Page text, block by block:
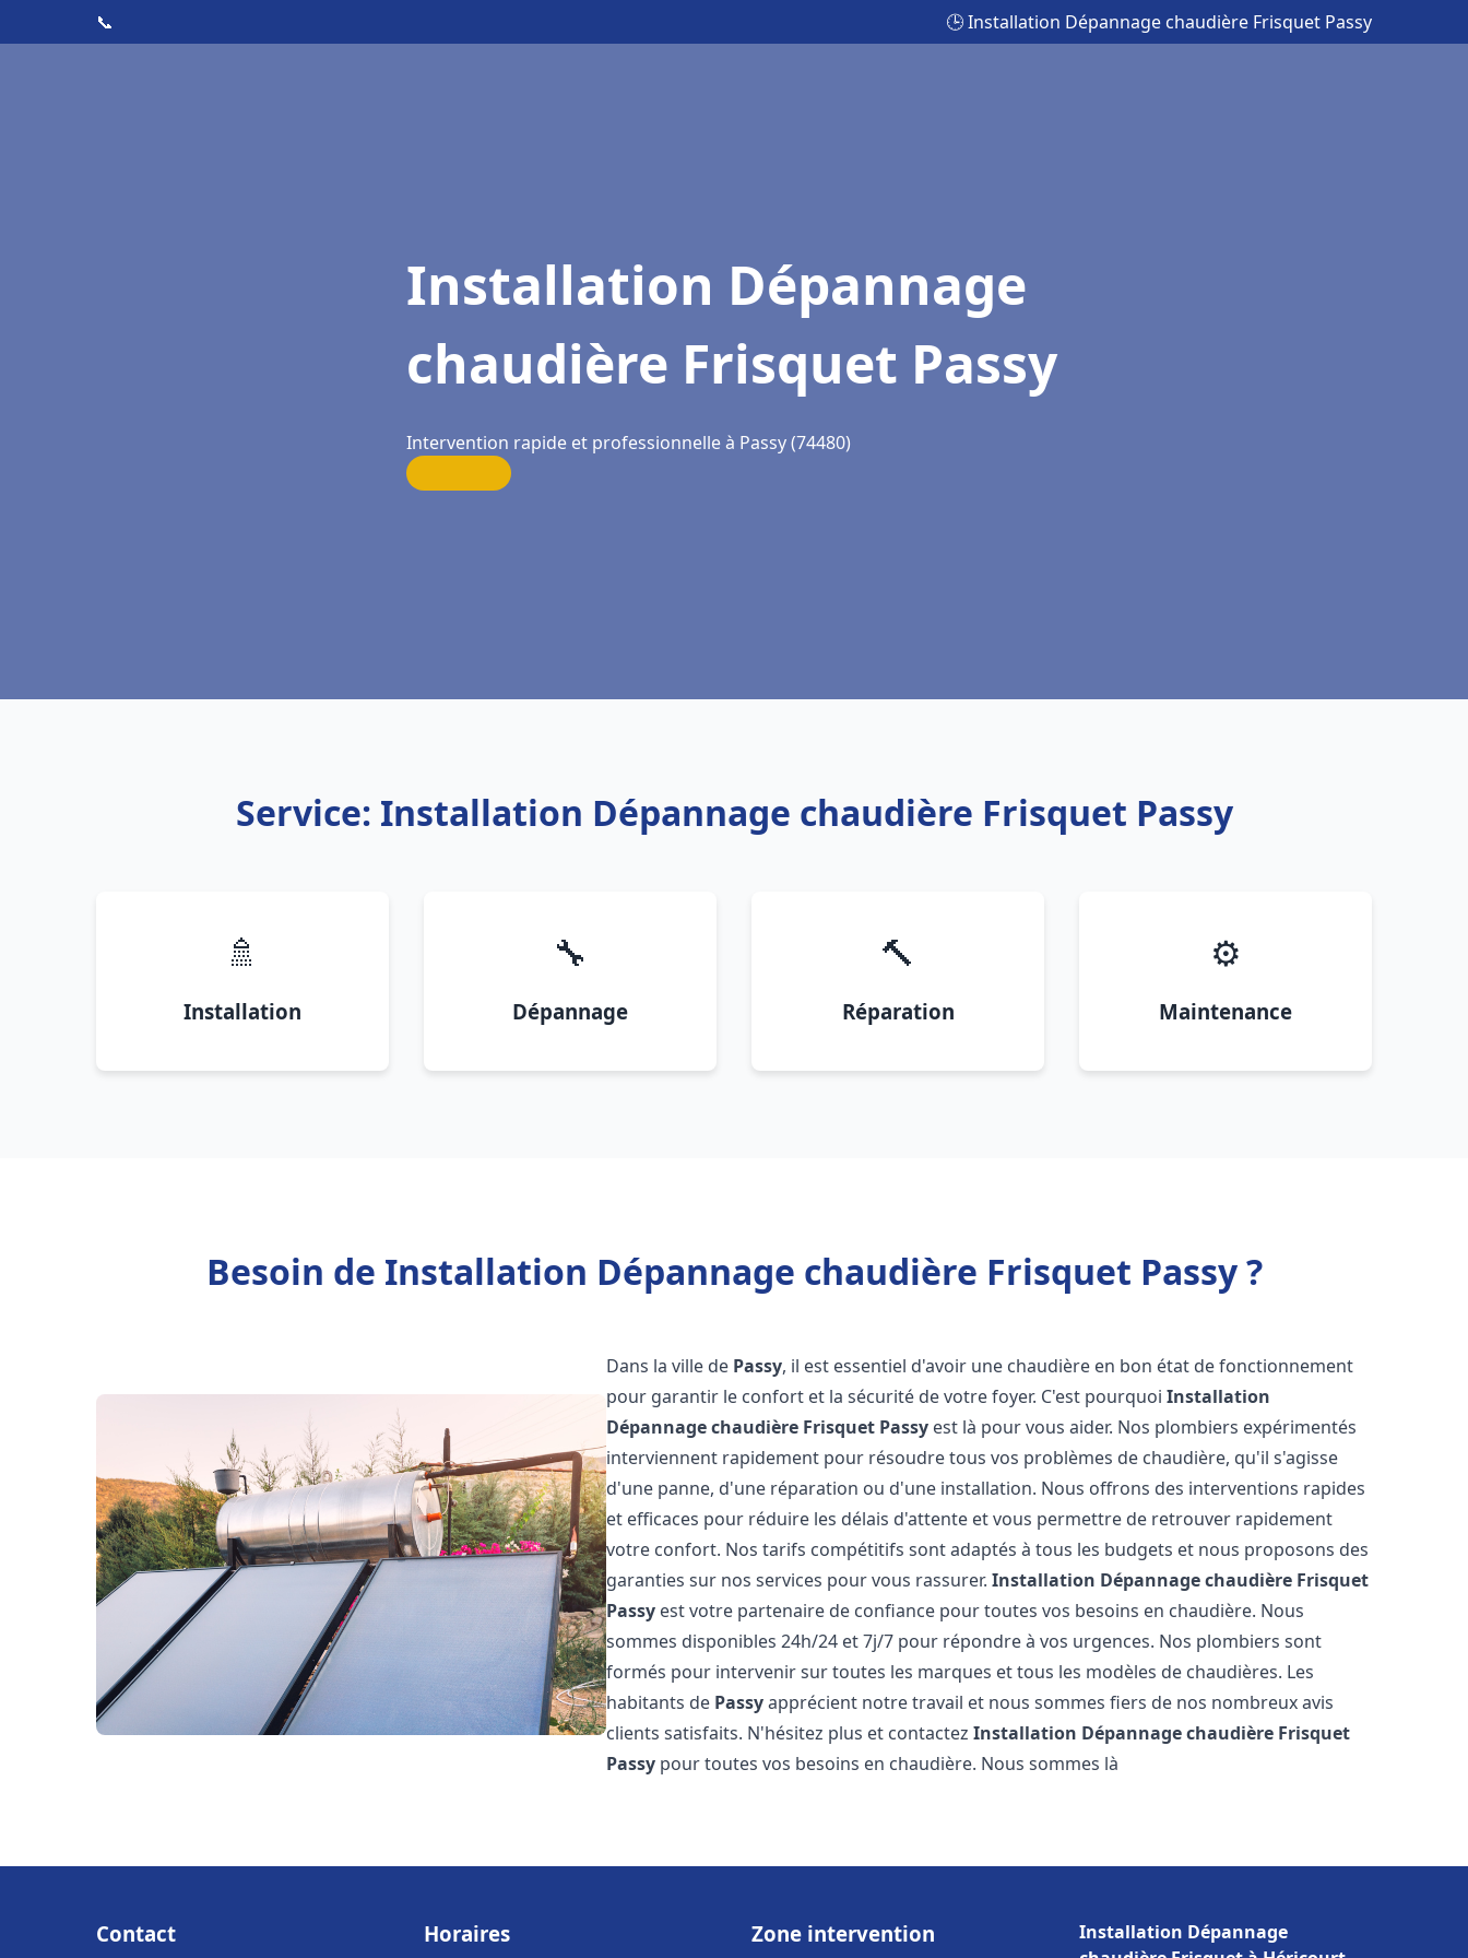
📞 🕒 Installation Dépannage chaudière Frisquet Passy
Installation Dépannage
chaudière Frisquet Passy
Intervention rapide et professionnelle à Passy (74480)
Service: Installation Dépannage chaudière Frisquet Passy
🚿
Installation
🔧
Dépannage
🔨
Réparation
⚙️
Maintenance
Besoin de Installation Dépannage chaudière Frisquet Passy ?
Dans la ville de Passy, il est essentiel d'avoir une chaudière en bon état de fonctionnement
pour garantir le confort et la sécurité de votre foyer. C'est pourquoiInstallation
Dépannage chaudière Frisquet Passy est là pour vous aider. Nos plombiers expérimentés
interviennent rapidement pour résoudre tous vos problèmes de chaudière, qu'il s'agisse
d'une panne, d'une réparation ou d'une installation. Nous offrons des interventions rapides
et efficaces pour réduire les délais d'attente et vous permettre de retrouver rapidement
votre confort. Nos tarifs compétitifs sont adaptés à tous les budgets et nous proposons des
garanties sur nos services pour vous rassurer.Installation Dépannage chaudière Frisquet
Passy est votre partenaire de confiance pour toutes vos besoins en chaudière. Nous
sommes disponibles 24h/24 et 7j/7 pour répondre à vos urgences. Nos plombiers sont
formés pour intervenir sur toutes les marques et tous les modèles de chaudières. Les
habitants de Passyapprécient notre travail et nous sommes fiers de nos nombreux avis
clients satisfaits. N'hésitez plus et contactezInstallation Dépannage chaudière Frisquet
Passy pour toutes vos besoins en chaudière. Nous sommes là
Contact Horaires Zone intervention
Installation Dépannage